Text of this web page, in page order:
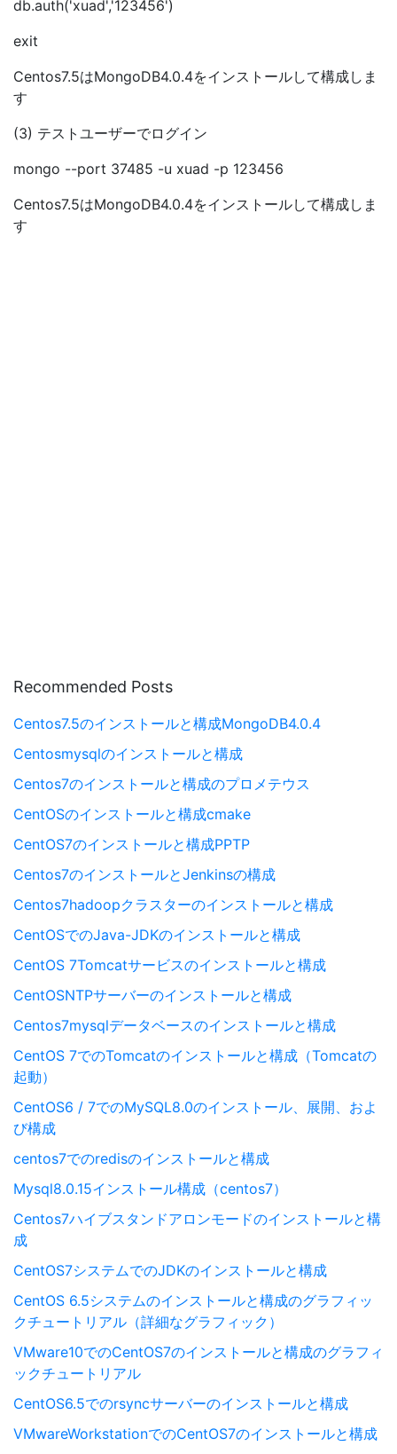
db.auth('xuad','123456')
exit
Centos7.5はMongoDB4.0.4をインストールして構成しま
す
(3) テストユーザーでログイン
mongo --port 37485 -u xuad -p 123456
Centos7.5はMongoDB4.0.4をインストールして構成しま
す
Recommended Posts
Centos7.5のインストールと構成MongoDB4.0.4
Centosmysqlのインストールと構成
Centos7のインストールと構成のプロメテウス
CentOSのインストールと構成cmake
CentOS7のインストールと構成PPTP
Centos7のインストールとJenkinsの構成
Centos7hadoopクラスターのインストールと構成
CentOSでのJava-JDKのインストールと構成
CentOS 7Tomcatサービスのインストールと構成
CentOSNTPサーバーのインストールと構成
Centos7mysqlデータベースのインストールと構成
CentOS 7でのTomcatのインストールと構成（Tomcatの
起動）
CentOS6 / 7でのMySQL8.0のインストール、展開、およ
び構成
centos7でのredisのインストールと構成
Mysql8.0.15インストール構成（centos7）
Centos7ハイブスタンドアロンモードのインストールと構
成
CentOS7システムでのJDKのインストールと構成
CentOS 6.5システムのインストールと構成のグラフィッ
クチュートリアル（詳細なグラフィック）
VMware10でのCentOS7のインストールと構成のグラフィ
ックチュートリアル
CentOS6.5でのrsyncサーバーのインストールと構成
VMwareWorkstationでのCentOS7のインストールと構成